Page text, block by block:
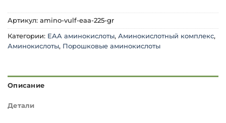
Артикул: amino-vulf-eaa-225-gr
Категории: EAA аминокислоты, Аминокислотный комплекс,
Аминокислоты, Порошковые аминокислоты
Описание
Детали